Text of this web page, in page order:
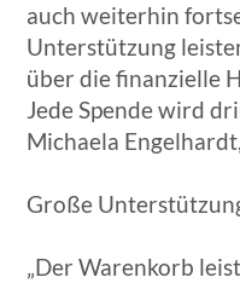
auch weiterhin
Unterstützung
über die finanzielle
Jede Spende wird
Michaela
Große
„Der Warenkorb